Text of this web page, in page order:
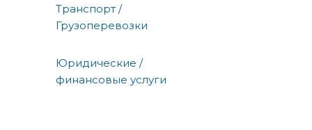
Транспорт /
Грузоперевозки
Юридические /
финансовые услуги